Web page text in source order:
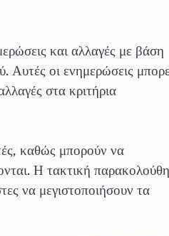
και αλλαγές με βάση
Αυτές οι ενημερώσεις
στα κριτήρια
καθώς μπορούν να
Η τακτική
να μεγιστοποιήσουν τα